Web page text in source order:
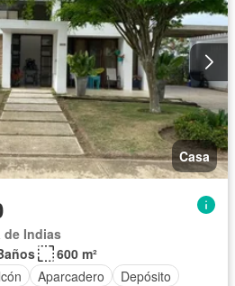
Casa
de Indias
600 m²
Aparcadero
Depósito